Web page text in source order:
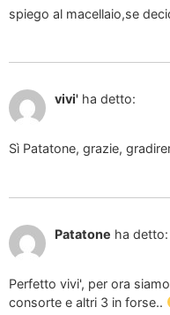
spiego al macellaio,se
vivi' ha detto:
Sì Patatone, grazie,
Patatone ha detto:
Perfetto vivi', per ora
consorte e altri 3 in forse..